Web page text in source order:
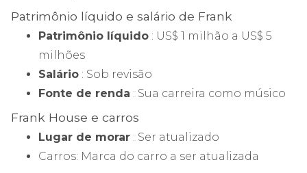
Patrimônio líquido e salário de Frank
Patrimônio líquido : US$ 1 milhão a US$ 5
milhões
Salário : Sob revisão
Fonte de renda : Sua carreira como músico
Frank House e carros
Lugar de morar : Ser atualizado
Carros: Marca do carro a ser atualizada